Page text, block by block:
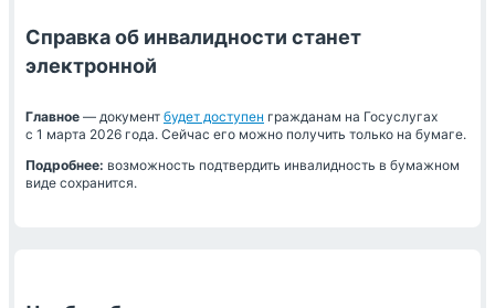
Справка об инвалидности станет
электронной
Главное — документ будет доступен гражданам на Госуслугах
с 1 марта 2026 года. Сейчас его можно получить только на бумаге.
Подробнее: возможность подтвердить инвалидность в бумажном
виде сохранится.